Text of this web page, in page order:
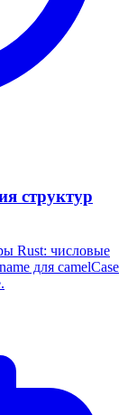
структур
Rust: числовые
для camelCase